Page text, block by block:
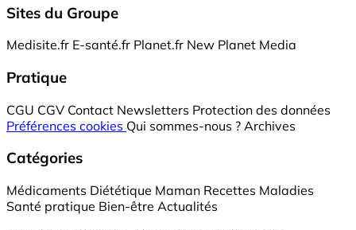
Sites du Groupe
Medisite.fr E-santé.fr Planet.fr New Planet Media
Pratique
CGU CGV Contact Newsletters Protection des données
Préférences cookies Qui sommes-nous ? Archives
Catégories
Médicaments Diététique Maman Recettes Maladies
Santé pratique Bien-être Actualités